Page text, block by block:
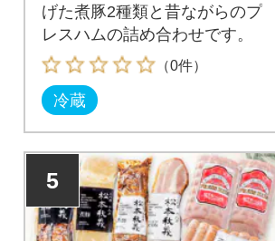
げた煮豚2種類と昔ながらのプ
レスハムの詰め合わせです。
（0件）
冷蔵
5